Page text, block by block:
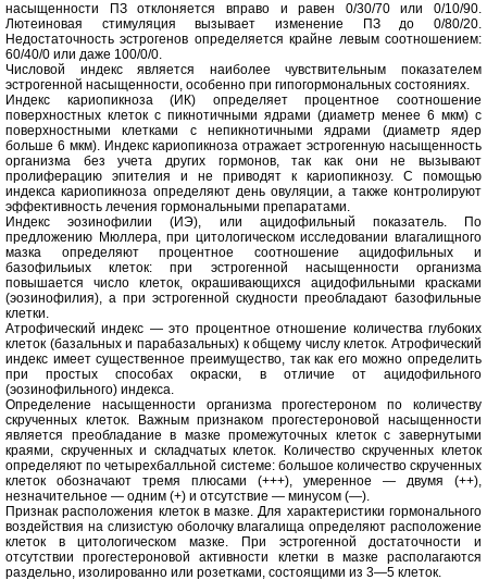
насыщенности ПЗ отклоняется вправо и равен 0/30/70 или 0/10/90.
Лютеиновая стимуляция вызывает изменение ПЗ до 0/80/20.
Недостаточность эстрогенов определяется крайне левым соотношением:
60/40/0 или даже 100/0/0.
Числовой индекс является наиболее чувствительным показателем
эстрогенной насыщенности, особенно при гипогормональных состояниях.
Индекс кариопикноза (ИК) определяет процентное соотношение
поверхностных клеток с пикнотичными ядрами (диаметр менее 6 мкм) с
поверхностными клетками с непикнотичными ядрами (диаметр ядер
больше 6 мкм). Индекс кариопикноза отражает эстрогенную насыщенность
организма без учета других гормонов, так как они не вызывают
пролиферацию эпителия и не приводят к кариопикнозу. С помощью
индекса кариопикноза определяют день овуляции, а также контролируют
эффективность лечения гормональными препаратами.
Индекс эозинофилии (ИЭ), или ацидофильный показатель. По
предложению Мюллера, при цитологическом исследовании влагалищного
мазка определяют процентное соотношение ацидофильных и
базофильиых клеток: при эстрогенной насыщенности организма
повышается число клеток, окрашивающихся ацидофильными красками
(эозинофилия), а при эстрогенной скудности преобладают базофильные
клетки.
Атрофический индекс — это процентное отношение количества глубоких
клеток (базальных и парабазальных) к общему числу клеток. Атрофический
индекс имеет существенное преимущество, так как его можно определить
при простых способах окраски, в отличие от ацидофильного
(эозинофильного) индекса.
Определение насыщенности организма прогестероном по количеству
скрученных клеток. Важным признаком прогестероновой насыщенности
является преобладание в мазке промежуточных клеток с завернутыми
краями, скрученных и складчатых клеток. Количество скрученных клеток
определяют по четырехбалльной системе: большое количество скрученных
клеток обозначают тремя плюсами (+++), умеренное — двумя (++),
незначительное — одним (+) и отсутствие — минусом (—).
Признак расположения клеток в мазке. Для характеристики гормонального
воздействия на слизистую оболочку влагалища определяют расположение
клеток в цитологическом мазке. При эстрогенной достаточности и
отсутствии прогестероновой активности клетки в мазке располагаются
раздельно, изолированно или розетками, состоящими из 3—5 клеток.